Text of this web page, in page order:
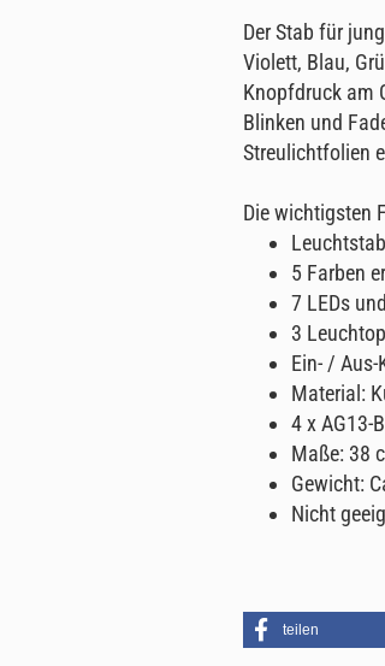
Der Stab für
Violett, Blau,
Knopfdruck am
Blinken und
Streulichtfolien
Die wichtigsten
5 Farben
7 LEDs
3
Ein- /
Material:
4 x AG13-
Maße: 38
Gewicht:
Nicht
teilen